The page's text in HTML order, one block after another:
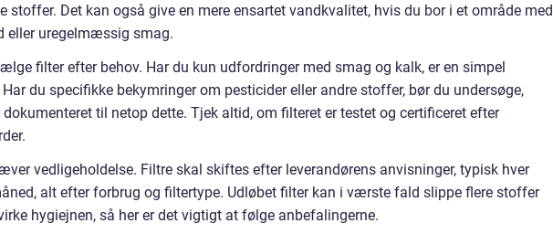
stoffer. Det kan også give en mere ensartet vandkvalitet, hvis du bor i et område med
eller uregelmæssig smag.
filter efter behov. Har du kun udfordringer med smag og kalk, er en simpel
du specifikke bekymringer om pesticider eller andre stoffer, bør du undersøge,
dokumenteret til netop dette. Tjek altid, om filteret er testet og certificeret efter
vedligeholdelse. Filtre skal skiftes efter leverandørens anvisninger, typisk hver
alt efter forbrug og filtertype. Udløbet filter kan i værste fald slippe flere stoffer
hygiejnen, så her er det vigtigt at følge anbefalingerne.